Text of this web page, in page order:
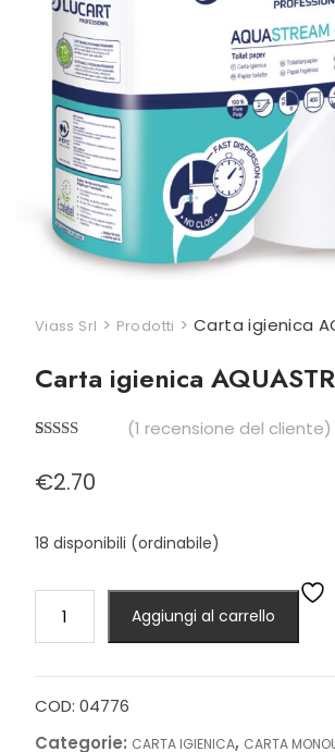
Viass Srl > Prodotti > Carta igienica
Carta igienica
base di
(1 recensione del cliente)
€2.70
18 disponibili (ordinabile)
igienica
4
pz
quantità
Aggiungi al carrello
COD: 04776
Categorie: CARTA IGIENICA, CARTA